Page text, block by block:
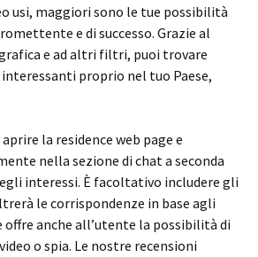
usi, maggiori sono le tue possibilità
e di successo. Grazie al
e ad altri filtri, puoi trovare
proprio nel tuo Paese,
la residence web page e
nella sezione di chat a seconda
interessi. È facoltativo includere gli
le corrispondenze in base agli
offre anche all’utente la possibilità di
o spia. Le nostre recensioni